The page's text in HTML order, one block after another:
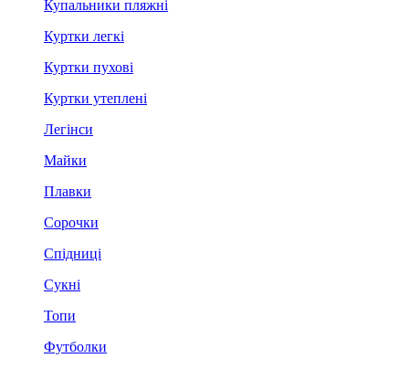
Купальники пляжні
Куртки легкі
Куртки пухові
Куртки утеплені
Легінси
Майки
Плавки
Сорочки
Спідниці
Сукні
Топи
Футболки